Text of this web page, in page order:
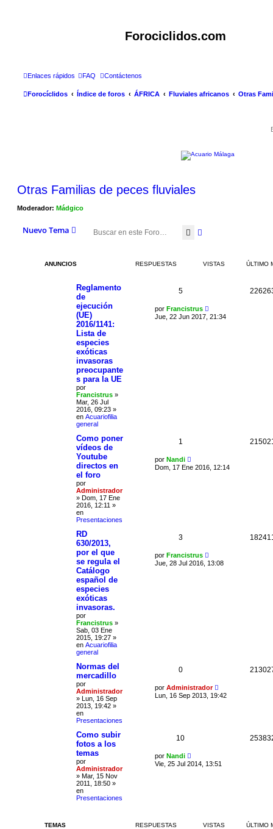
Forociclidos.com
Enlaces rápidos FAQ Contáctenos
Forocíclidos Índice de foros ÁFRICA Fluviales africanos Otras
Otras Familias de peces fluviales
Moderador: Mádgico
Nuevo Tema BuscarBúsqueda
ANUNCIOS RESPUESTAS VISTAS ÚLTIMO
Reglamento
de
ejecución
(UE)
2016/1141:
Lista de
especies
exóticas
invasoras
preocupante
s para la UE
por
Francistrus »
Mar, 26 Jul
2016, 09:23 »
en Acuariofilia
general
5
por Francistrus
Jue, 22 Jun 2017, 21:34
Como poner
vídeos de
Youtube
directos en
el foro
por
Administrador
» Dom, 17 Ene
2016, 12:11 »
en
Presentaciones
1
por Nandi
Dom, 17 Ene 2016, 12:14
RD
630/2013,
por el que
se regula el
Catálogo
español de
especies
exóticas
invasoras.
por
Francistrus »
Sab, 03 Ene
2015, 19:27 »
en Acuariofilia
general
3
por Francistrus
Jue, 28 Jul 2016, 13:08
Normas del
mercadillo
por
Administrador
» Lun, 16 Sep
2013, 19:42 »
en
Presentaciones
0
por Administrador
Lun, 16 Sep 2013, 19:42
Como subir
fotos a los
temas
por
Administrador
» Mar, 15 Nov
2011, 18:50 »
en
Presentaciones
10
por Nandi
Vie, 25 Jul 2014, 13:51
TEMAS RESPUESTAS VISTAS ÚLTIMO